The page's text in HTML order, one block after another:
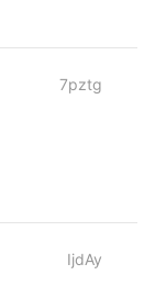
7pztg
IjdAy